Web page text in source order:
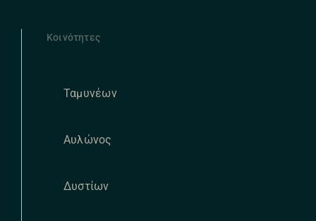
Κοινότητες
Ταμυνέων
Αυλώνος
Δυστίων